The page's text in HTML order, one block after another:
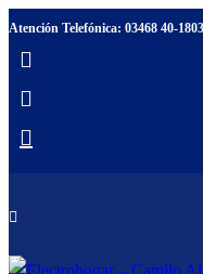
Ir
Atención Telefónica: 03468 40-